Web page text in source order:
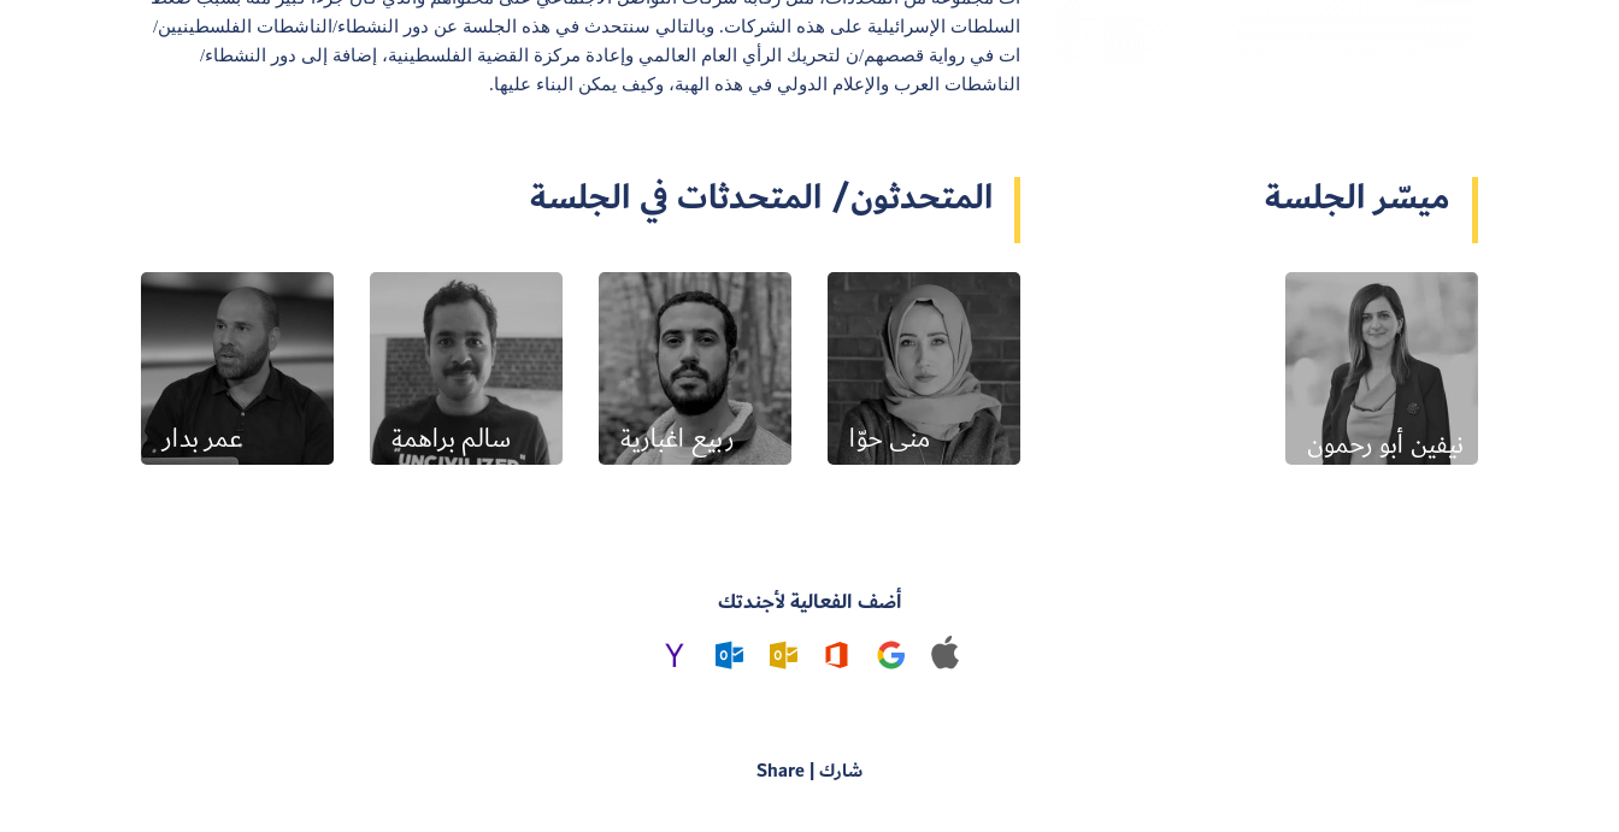
السلطات الإسرائيلية على هذه الشركات. وبالتالي سنتحدث في هذه الجلسة عن دور النشطاء/الناشطات الفلسطينيين/
ات في رواية قصصهم/ن لتحريك الرأي العام العالمي وإعادة مركزة القضية الفلسطينية، إضافة إلى دور النشطاء/
الناشطات العرب والإعلام الدولي في هذه الهبة، وكيف يمكن البناء عليها.
ميسّر الجلسة
نيفين أبو رحمون
المتحدثون/ المتحدثات في الجلسة
منى حوّا ربيع اغبارية سالم براهمة عمر بدار
أضف الفعالية لأجندتك
شارك | Share